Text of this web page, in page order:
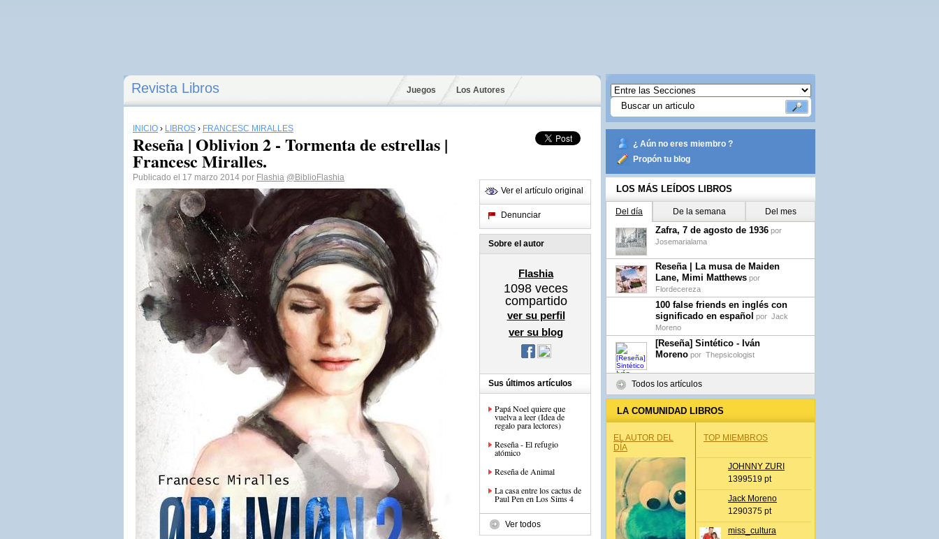
Revista Libros Juegos Los Autores
INICIO › LIBROS › FRANCESC MIRALLES
Reseña | Oblivion 2 - Tormenta de estrellas |
Francesc Miralles.
Publicado el 17 marzo 2014 por Flashia @BiblioFlashia
Ver el artículo original
Denunciar
Sobre el autor
Flashia
1098 veces
compartido
ver su perfil
ver su blog
Sus últimos artículos
Papá Noel quiere que
vuelva a leer (Idea de
regalo para lectores)
Reseña - El refugio
atómico
Reseña de Animal
La casa entre los cactus de
Paul Pen en Los Sims 4
Ver todos
¿ Aún no eres miembro ?
Propón tu blog
LOS MÁS LEÍDOS LIBROS
Del día De la semana Del mes
Zafra, 7 de agosto de 1936 por
Josemarialama
Reseña | La musa de Maiden
Lane, Mimi Matthews por
Flordecereza
100 false friends en inglés con
significado en español por Jack
Moreno
[Reseña] Sintético - Iván
Moreno por Thepsicologist
Todos los artículos
LA COMUNIDAD LIBROS
EL AUTOR DEL
DÍA
TOP MIEMBROS
JOHNNY ZURI
1399519 pt
Jack Moreno
1290375 pt
miss_cultura